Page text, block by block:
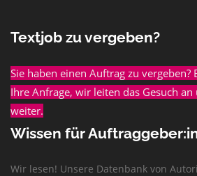
Textjob zu vergeben?
Sie haben einen Auftrag zu vergeben?
Ihre Anfrage, wir leiten das Gesuch an
weiter.
Wissen für
Wir lesen! Unsere Datenbank von